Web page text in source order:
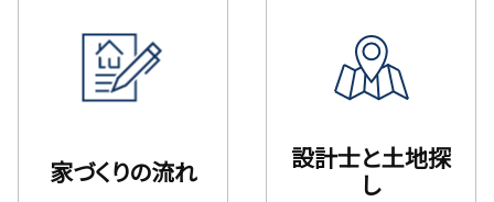
家づくりの流れ
設計⼠と⼟地探
し